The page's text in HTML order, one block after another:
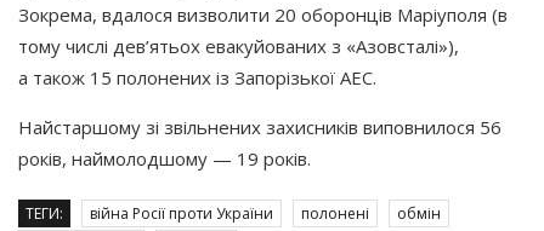
Зокрема, вдалося визволити 20 оборонців Маріуполя (в
тому числі дев’ятьох евакуйованих з «Азовсталі»),
а також 15 полонених із Запорізької АЕС.
Найстаршому зі звільнених захисників виповнилося 56
років, наймолодшому — 19 років.
ТЕГИ: війна Росії проти України полонені
обмін